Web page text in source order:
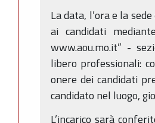
La data, l’ora e la
ai candidati
www.aou.mo.it” -
libero professionali:
onere dei candidati
candidato nel luogo,
L’incarico sarà